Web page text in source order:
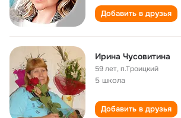
Добавить в друзья
Ирина Чусовитина
59 лет,п.Троицкий
5 школа
Добавить в друзья